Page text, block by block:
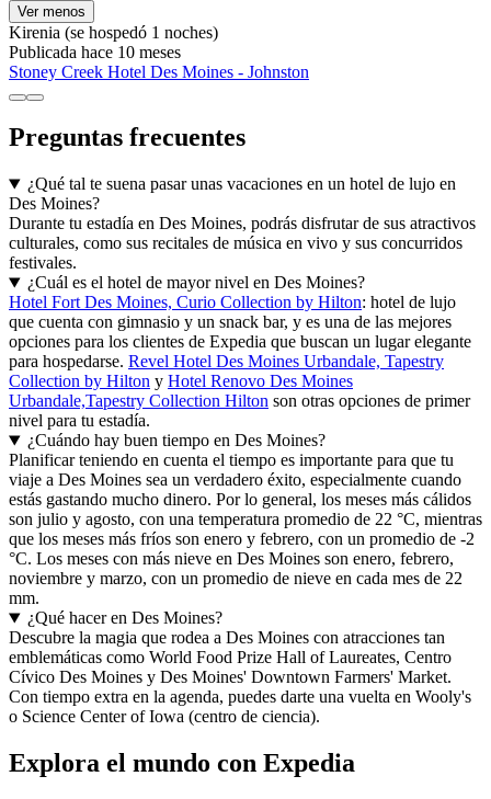
Ver menos
Kirenia (se hospedó 1 noches)
Publicada hace 10 meses
Stoney Creek Hotel Des Moines - Johnston
Preguntas frecuentes
¿Qué tal te suena pasar unas vacaciones en un hotel de lujo en
Des Moines?
Durante tu estadía en Des Moines, podrás disfrutar de sus atractivos
culturales, como sus recitales de música en vivo y sus concurridos
festivales.
¿Cuál es el hotel de mayor nivel en Des Moines?
Hotel Fort Des Moines, Curio Collection by Hilton: hotel de lujo
que cuenta con gimnasio y un snack bar, y es una de las mejores
opciones para los clientes de Expedia que buscan un lugar elegante
para hospedarse. Revel Hotel Des Moines Urbandale, Tapestry
Collection by Hilton y Hotel Renovo Des Moines
Urbandale,Tapestry Collection Hilton son otras opciones de primer
nivel para tu estadía.
¿Cuándo hay buen tiempo en Des Moines?
Planificar teniendo en cuenta el tiempo es importante para que tu
viaje a Des Moines sea un verdadero éxito, especialmente cuando
estás gastando mucho dinero. Por lo general, los meses más cálidos
son julio y agosto, con una temperatura promedio de 22 °C, mientras
que los meses más fríos son enero y febrero, con un promedio de -2
°C. Los meses con más nieve en Des Moines son enero, febrero,
noviembre y marzo, con un promedio de nieve en cada mes de 22
mm.
¿Qué hacer en Des Moines?
Descubre la magia que rodea a Des Moines con atracciones tan
emblemáticas como World Food Prize Hall of Laureates, Centro
Cívico Des Moines y Des Moines' Downtown Farmers' Market.
Con tiempo extra en la agenda, puedes darte una vuelta en Wooly's
o Science Center of Iowa (centro de ciencia).
Explora el mundo con Expedia